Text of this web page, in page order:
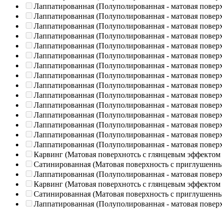
Лаппатированная (Полуполированная - матовая
Лаппатированная (Полуполированная - матовая
Лаппатированная (Полуполированная - матовая
Лаппатированная (Полуполированная - матовая
Лаппатированная (Полуполированная - матовая
Лаппатированная (Полуполированная - матовая
Лаппатированная (Полуполированная - матовая
Лаппатированная (Полуполированная - матовая
Лаппатированная (Полуполированная - матовая
Лаппатированная (Полуполированная - матовая
Лаппатированная (Полуполированная - матовая
Лаппатированная (Полуполированная - матовая
Лаппатированная (Полуполированная - матовая
Лаппатированная (Полуполированная - матовая
Лаппатированная (Полуполированная - матовая
Карвинг (Матовая поверхнотсь с глянцевым эффектом
Сатинированная (Матовая поверхность с
Лаппатированная (Полуполированная - матовая
Карвинг (Матовая поверхнотсь с глянцевым эффектом
Сатинированная (Матовая поверхность с
Лаппатированная (Полуполированная - матовая